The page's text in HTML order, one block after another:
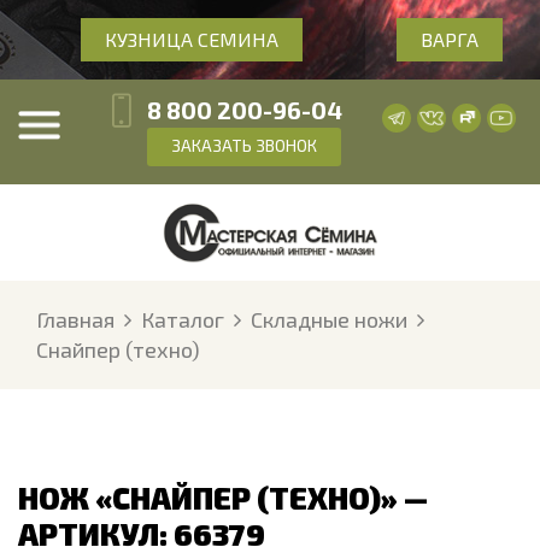
КУЗНИЦА СЕМИНА ВАРГА
8 800 200-96-04
ЗАКАЗАТЬ ЗВОНОК
Главная Каталог
Складные ножи
Снайпер (техно)
НОЖ «СНАЙПЕР (ТЕХНО)» —
АРТИКУЛ: 66379